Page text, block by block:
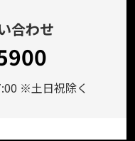
合わせ
※土日祝除く